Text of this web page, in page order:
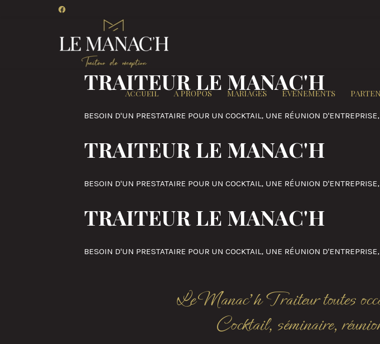
Accueil A PROPOS MARIAGES ÉVÈNEMENTS
TRAITEUR LE MANAC'H
BESOIN D'UN PRESTATAIRE POUR UN COCKTAIL, UNE RÉUNION
TRAITEUR LE MANAC'H
BESOIN D'UN PRESTATAIRE POUR UN COCKTAIL, UNE RÉUNION
TRAITEUR LE MANAC'H
BESOIN D'UN PRESTATAIRE POUR UN COCKTAIL, UNE RÉUNION
Le Manac'h Traiteur toutes
Cocktail, séminaire,